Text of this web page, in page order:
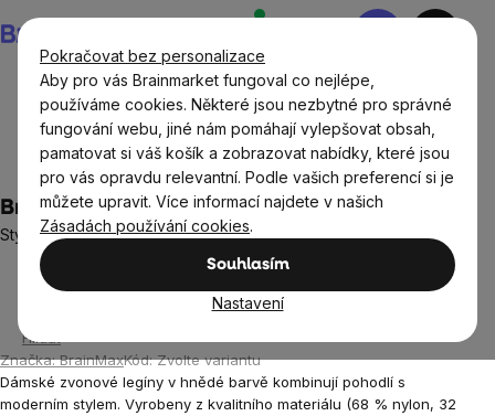
Pokračovat bez personalizace
Aby pro vás Brainmarket fungoval co nejlépe,
používáme cookies. Některé jsou nezbytné pro správné
fungování webu, jiné nám pomáhají vylepšovat obsah,
pamatovat si váš košík a zobrazovat nabídky, které jsou
pro vás opravdu relevantní. Podle vašich preferencí si je
můžete upravit. Více informací najdete v našich
Zásadách používání cookies.
Souhlasím
Nastavení
na
obsah
Nákupní
Oblečení a doplňky
Sportovní oblečení pro ženy
Dámské legíny, sportovní kalhoty a kraťasy
Brain dámské zvonové legíny, hnědá
Stylové legíny pro sport i volný čas
Průměrné
hodnocení
5,0
z
5
Hlídat
Značka:BrainMaxKód: Zvolte variantu
Dámské zvonové legíny v hnědé barvě kombinují pohodlí s
moderním stylem. Vyrobeny z kvalitního materiálu (68 % nylon, 32